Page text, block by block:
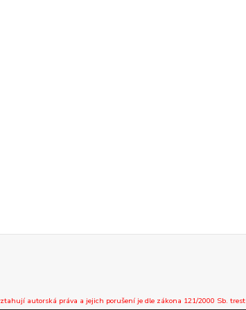
autorská práva a jejich porušení je dle zákona 121/2000 Sb.